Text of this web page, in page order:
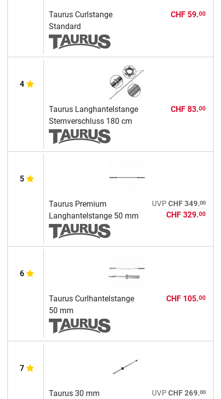
Taurus Curlstange
Standard
CHF 59.00
4
Taurus Langhantelstange
Sternverschluss 180 cm
CHF 83.00
5
Taurus Premium
Langhantelstange 50 mm
UVP CHF 349.00
CHF 329.00
6
Taurus Curlhantelstange
50 mm
CHF 105.00
7
Taurus 30 mm
UVP CHF 269.00